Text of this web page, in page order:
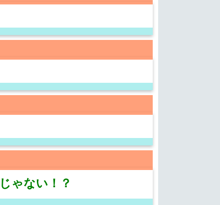
ゃない！？